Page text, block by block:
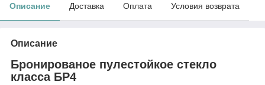
Описание Доставка Оплата Условия возврата
Описание
Бронированое пулестойкое стекло
класса БР4